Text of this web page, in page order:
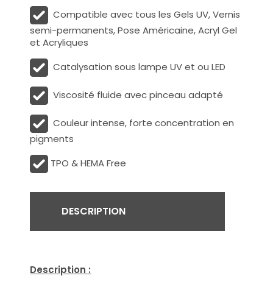
Compatible avec tous les Gels UV, Vernis
semi-permanents, Pose Américaine, Acryl Gel
et Acryliques
Catalysation sous lampe UV et ou LED
Viscosité fluide avec pinceau adapté
Couleur intense, forte concentration en
pigments
TPO & HEMA Free
DESCRIPTION
Description :